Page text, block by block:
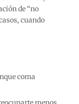
de “no
cuando
coma